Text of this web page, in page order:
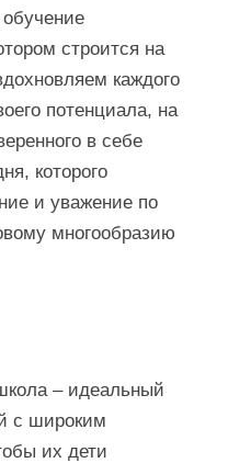
строится на
каждого
потенциала, на
в себе
которого
и уважение по
многообразию
– идеальный
с широким
их дети